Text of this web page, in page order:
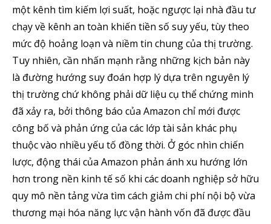
SUBSCRIBE
Tôi đã đọc và chấp nhận vớiPrivacy Policy.
Theo Dõi Chúng Tôi
5,320
Fans
2,500
Followers
58,000
Subscribers
một kênh tìm kiếm lợi suất, hoặc ngược lại nhà đầu tư
chạy về kênh an toàn khiến tiền số suy yếu, tùy theo
mức độ hoảng loạn và niềm tin chung của thị trường.
Tuy nhiên, cần nhấn mạnh rằng những kịch bản này
là đường hướng suy đoán hợp lý dựa trên nguyên lý
thị trường chứ không phải dữ liệu cụ thể chứng minh
đã xảy ra, bởi thông báo của Amazon chỉ mới được
công bố và phản ứng của các lớp tài sản khác phụ
thuộc vào nhiều yếu tố đồng thời. Ở góc nhìn chiến
lược, động thái của Amazon phản ánh xu hướng lớn
hơn trong nền kinh tế số khi các doanh nghiệp sở hữu
quy mô nền tảng vừa tìm cách giảm chi phí nội bộ vừa
thương mại hóa năng lực vận hành vốn đã được đầu